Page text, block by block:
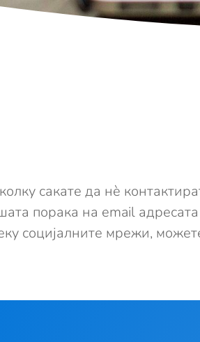
сакате да нè
порака на email
социјалните мрежи,